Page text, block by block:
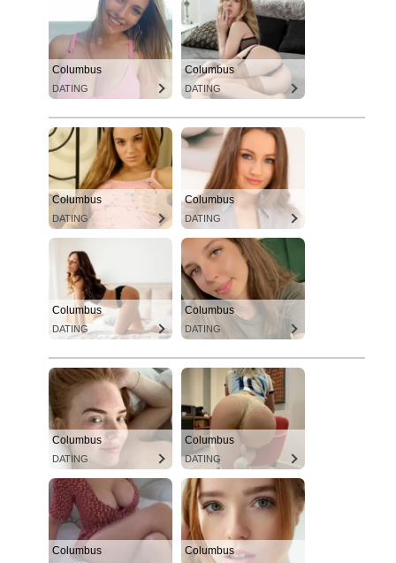
Columbus
DATING
Columbus
DATING
Columbus
DATING
Columbus
DATING
Columbus
DATING
Columbus
DATING
Columbus
DATING
Columbus
DATING
Columbus Columbus